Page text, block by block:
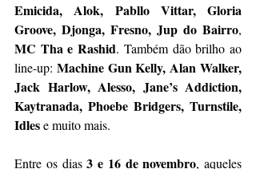
Emicida, Alok, Pabllo Vittar, Gloria
Groove, Djonga, Fresno, Jup do Bairro
MC Tha e Rashid. Também dão brilho ao
line-up: Machine Gun Kelly, Alan Walker,
Jack Harlow, Alesso, Jane’s Addiction,
Kaytranada, Phoebe Bridgers, Turnstile,
Idles e muito mais.
Entre os dias 3 e 16 de novembro, aqueles